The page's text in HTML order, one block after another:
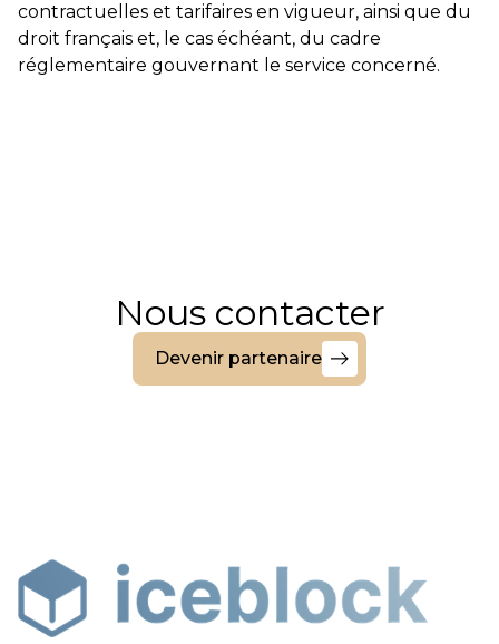
contractuelles et tarifaires en vigueur, ainsi que du
droit français et, le cas échéant, du cadre
réglementaire gouvernant le service concerné.
Nous contacter
Devenir
partenaire
Devenir partenaire